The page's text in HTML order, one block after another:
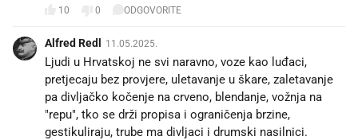
10 0 ODGOVORITE
Alfred Redl 11.05.2025.
Ljudi u Hrvatskoj ne svi naravno, voze kao luđaci,
pretjecaju bez provjere, uletavanje u škare, zaletavanje
pa divljačko kočenje na crveno, blendanje, vožnja na
"repu", tko se drži propisa i ograničenja brzine,
gestikuliraju, trube ma divljaci i drumski nasilnici.